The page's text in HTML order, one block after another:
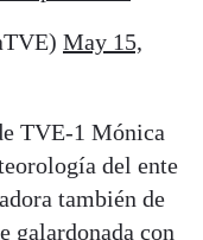
May 15,
TVE-1 Mónica
del ente
también de
galardonada con